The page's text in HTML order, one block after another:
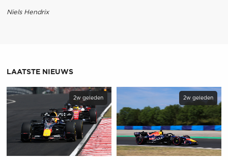
Niels Hendrix
LAATSTE NIEUWS
2w geleden 2w geleden